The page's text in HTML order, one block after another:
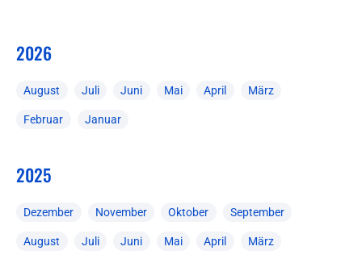
2026
August Juli Juni Mai April März
Februar Januar
2025
Dezember November Oktober September
August Juli Juni Mai April März